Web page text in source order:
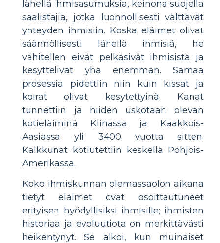
lähellä ihmisasumuksia, keinona suojella
saalistajia, jotka luonnollisesti välttävät
yhteyden ihmisiin. Koska eläimet olivat
säännöllisesti lähellä ihmisiä, he
vähitellen eivät pelkäsivät ihmisistä ja
kesyttelivät yhä enemmän. Samaa
prosessia pidettiin niin kuin kissat ja
koirat olivat kesytettyinä. Kanat
tunnettiin ja niiden uskotaan olevan
kotieläiminä Kiinassa ja Kaakkois-
Aasiassa yli 3400 vuotta sitten.
Kalkkunat kotiutettiin keskellä Pohjois-
Amerikassa.
Koko ihmiskunnan olemassaolon aikana
tietyt eläimet ovat osoittautuneet
erityisen hyödyllisiksi ihmisille; ihmisten
historiaa ja evoluutiota on merkittävästi
heikentynyt. Se alkoi, kun muinaiset